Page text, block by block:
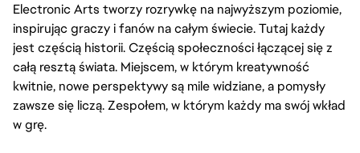
Electronic Arts tworzy rozrywkę na najwyższym poziomie,
inspirując graczy i fanów na całym świecie. Tutaj każdy
jest częścią historii. Częścią społeczności łączącej się z
całą resztą świata. Miejscem, w którym kreatywność
kwitnie, nowe perspektywy są mile widziane, a pomysły
zawsze się liczą. Zespołem, w którym każdy ma swój wkład
w grę.